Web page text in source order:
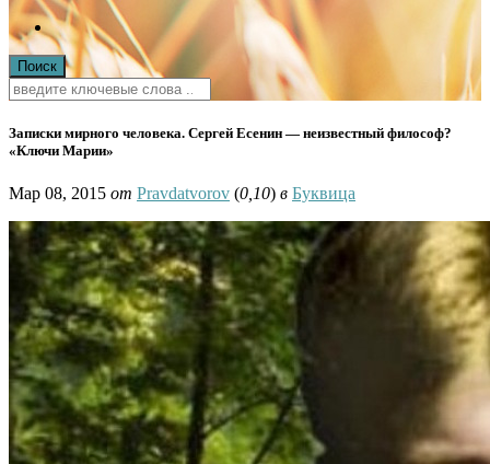
Записки мирного человека. Сергей Есенин — неизвестный философ?
«Ключи Марии»
Мар 08, 2015 от Pravdatvorov (0,10) в Буквица